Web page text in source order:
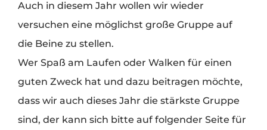
Auch in diesem Jahr wollen wir wieder
versuchen eine möglichst große Gruppe auf
die Beine zu stellen.
Wer Spaß am Laufen oder Walken für einen
guten Zweck hat und dazu beitragen möchte,
dass wir auch dieses Jahr die stärkste Gruppe
sind, der kann sich bitte auf folgender Seite für